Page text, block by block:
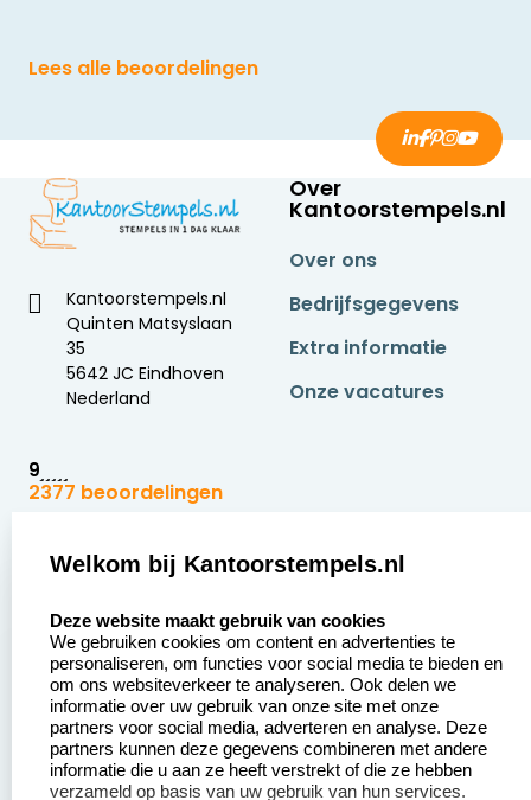
Lees alle beoordelingen
Kantoorstempels.nl
Quinten Matsyslaan
35
5642 JC Eindhoven
Nederland
9
2377 beoordelingen
Over
Kantoorstempels.nl
Over ons
Bedrijfsgegevens
Extra informatie
Onze vacatures
Zakelijk:
Aanvraag op maat
Betaling &
Verzending
Wederverkoper
worden
Sale
Klantenservice:
Contact opnemen
Veel gestelde vragen
Retourneren
Herroepingsrecht
Welkom bij Kantoorstempels.nl
Deze website maakt gebruik van cookies
We gebruiken cookies om content en advertenties te
personaliseren, om functies voor social media te bieden en
om ons websiteverkeer te analyseren. Ook delen we
informatie over uw gebruik van onze site met onze
partners voor social media, adverteren en analyse. Deze
partners kunnen deze gegevens combineren met andere
informatie die u aan ze heeft verstrekt of die ze hebben
verzameld op basis van uw gebruik van hun services.